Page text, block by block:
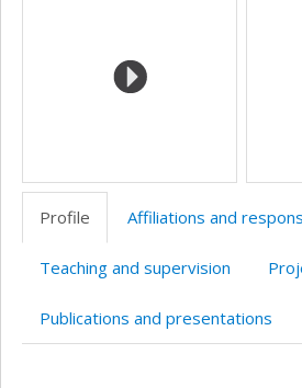
Profile Affiliations and
Teaching and supervision
Publications and presentations